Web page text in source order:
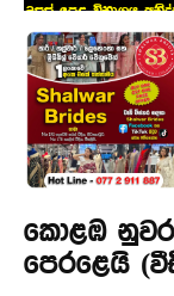
උසස් පෙළ විභාගය
කොළඹ නුවර
පෙරළෙයි